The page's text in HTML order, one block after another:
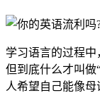
学习语言的过程中
但到底什么才叫做
人希望自己能像母